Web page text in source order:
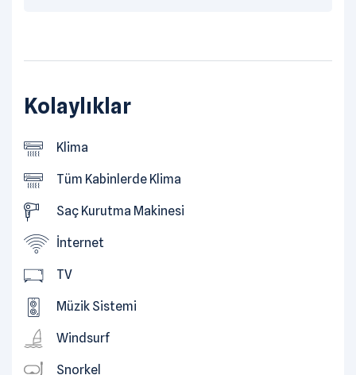
Kolaylıklar
Klima
Tüm Kabinlerde Klima
Saç Kurutma Makinesi
İnternet
TV
Müzik Sistemi
Windsurf
Snorkel